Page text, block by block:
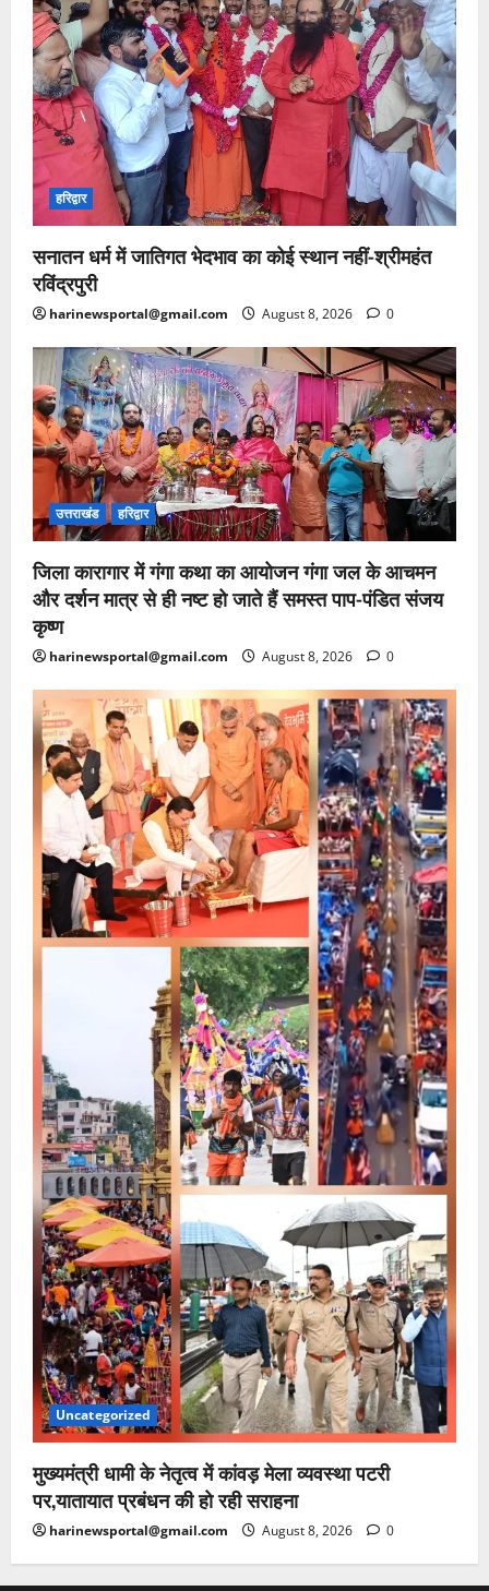
हरिद्वार
सनातन धर्म में जातिगत भेदभाव का कोई स्थान नहीं-श्रीमहंत
रविंद्रपुरी
harinewsportal@gmail.com August 8, 2026 0
उत्तराखंड हरिद्वार
जिला कारागार में गंगा कथा का आयोजन गंगा जल के आचमन
और दर्शन मात्र से ही नष्ट हो जाते हैं समस्त पाप-पंडित संजय
कृष्ण
harinewsportal@gmail.com August 8, 2026 0
Uncategorized
मुख्यमंत्री धामी के नेतृत्व में कांवड़ मेला व्यवस्था पटरी
पर,यातायात प्रबंधन की हो रही सराहना
harinewsportal@gmail.com August 8, 2026 0